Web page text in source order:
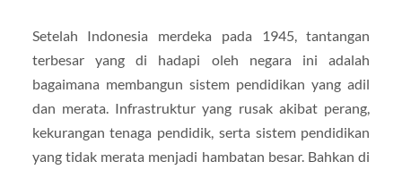
Setelah Indonesia merdeka pada 1945, tantangan
terbesar yang di hadapi oleh negara ini adalah
bagaimana membangun sistem pendidikan yang adil
dan merata. Infrastruktur yang rusak akibat perang,
kekurangan tenaga pendidik, serta sistem pendidikan
yang tidak merata menjadi hambatan besar. Bahkan di